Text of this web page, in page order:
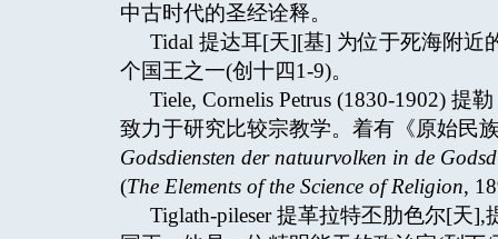
中古时代的圣经诠释。
Tidal 提达耳[天][基] 为位于死海附近
个国王之一(创十四1-9)。
Tiele, Cornelis Petrus (1830-1902)
致力于研究比较宗教学。着有《原始民
Godsdiensten der natuurvolken in de
(The Elements of the Science of Religion,
Tiglath-pileser 提革拉特丕肋色尔[天